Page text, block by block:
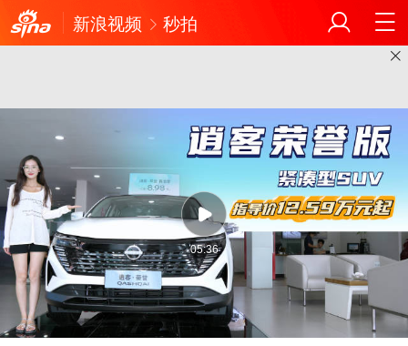
新浪视频 秒拍
05:36